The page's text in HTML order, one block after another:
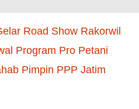
Road Show Rakorwil
Program Pro Petani
Pimpin PPP Jatim